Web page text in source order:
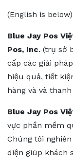
(English is below)
Blue Jay Pos
Pos, Inc. (trụ sở
cấp các giải
hiệu quả, tiết
hàng và và
Blue Jay Pos
vực phần mềm
Chúng tôi
diện giúp khách